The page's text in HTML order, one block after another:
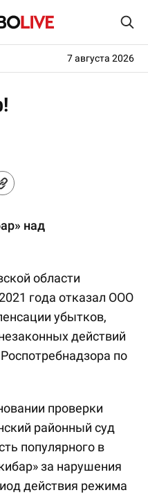
7 августа 2026
над
области
года отказал ООО
убытков,
действий
по
проверки
районный суд
популярного в
за нарушения
действия режима